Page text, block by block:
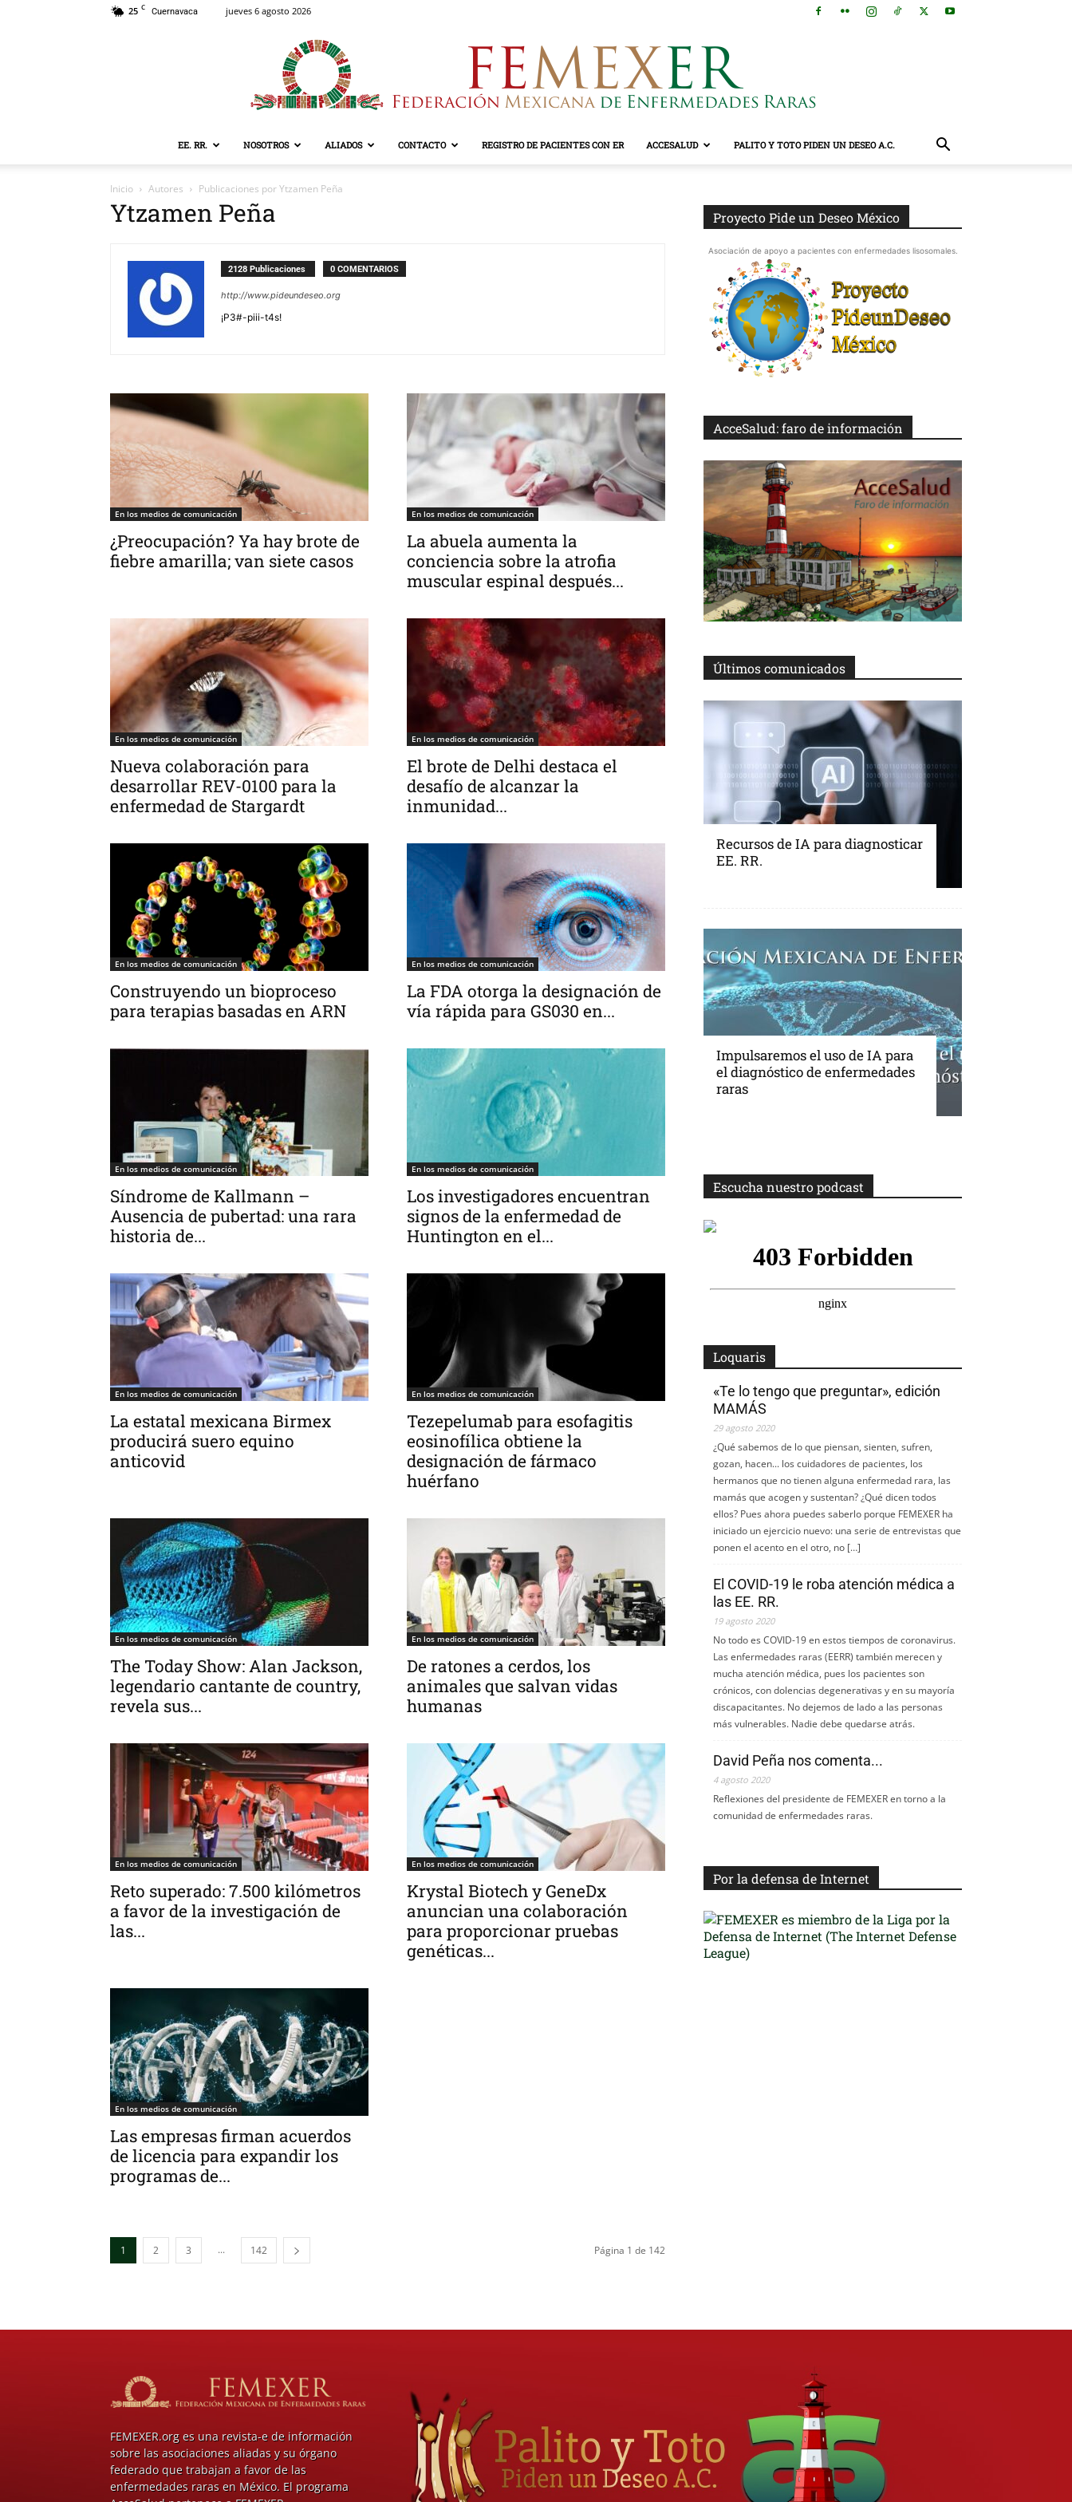
25 C Cuernavaca jueves 6 agosto 2026
EE. RR. NOSOTROS ALIADOS CONTACTO REGISTRO DE PACIENTES CON ER ACCESALUD PALITO Y TOTO PIDEN UN DESEO A.C.
Inicio Autores Publicaciones por Ytzamen Peña
Ytzamen Peña
2128 Publicaciones 0 COMENTARIOS
http://www.pideundeseo.org
¡P3#-piii-t4s!
En los medios de comunicación
¿Preocupación? Ya hay brote de
fiebre amarilla; van siete casos
En los medios de comunicación
La abuela aumenta la
conciencia sobre la atrofia
muscular espinal después...
En los medios de comunicación
Nueva colaboración para
desarrollar REV-0100 para la
enfermedad de Stargardt
En los medios de comunicación
El brote de Delhi destaca el
desafío de alcanzar la
inmunidad...
En los medios de comunicación
Construyendo un bioproceso
para terapias basadas en ARN
En los medios de comunicación
La FDA otorga la designación de
vía rápida para GS030 en...
En los medios de comunicación
Síndrome de Kallmann –
Ausencia de pubertad: una rara
historia de...
En los medios de comunicación
Los investigadores encuentran
signos de la enfermedad de
Huntington en el...
En los medios de comunicación
La estatal mexicana Birmex
producirá suero equino
anticovid
En los medios de comunicación
Tezepelumab para esofagitis
eosinofílica obtiene la
designación de fármaco
huérfano
En los medios de comunicación
The Today Show: Alan Jackson,
legendario cantante de country,
revela sus...
En los medios de comunicación
De ratones a cerdos, los
animales que salvan vidas
humanas
En los medios de comunicación
Reto superado: 7.500 kilómetros
a favor de la investigación de
las...
En los medios de comunicación
Krystal Biotech y GeneDx
anuncian una colaboración
para proporcionar pruebas
genéticas...
En los medios de comunicación
Las empresas firman acuerdos
de licencia para expandir los
programas de...
1 2 3 ... 142 Página 1 de 142
Proyecto Pide un Deseo México
Asociación de apoyo a pacientes con enfermedades lisosomales.
AcceSalud: faro de información
Últimos comunicados
Recursos de IA para diagnosticar
EE. RR.
Impulsaremos el uso de IA para
el diagnóstico de enfermedades
raras
Escucha nuestro podcast
Loquaris
«Te lo tengo que preguntar», edición
MAMÁS
29 agosto 2020
¿Qué sabemos de lo que piensan, sienten, sufren,
gozan, hacen... los cuidadores de pacientes, los
hermanos que no tienen alguna enfermedad rara, las
mamás que acogen y sustentan? ¿Qué dicen todos
ellos? Pues ahora puedes saberlo porque FEMEXER ha
iniciado un ejercicio nuevo: una serie de entrevistas que
ponen el acento en el otro, no […]
El COVID-19 le roba atención médica a
las EE. RR.
19 agosto 2020
No todo es COVID-19 en estos tiempos de coronavirus.
Las enfermedades raras (EERR) también merecen y
mucha atención médica, pues los pacientes son
crónicos, con dolencias degenerativas y en su mayoría
discapacitantes. No dejemos de lado a las personas
más vulnerables. Nadie debe quedarse atrás.
David Peña nos comenta...
4 agosto 2020
Reflexiones del presidente de FEMEXER en torno a la
comunidad de enfermedades raras.
Por la defensa de Internet
FEMEXER.org es una revista-e de información
sobre las asociaciones aliadas y su órgano
federado que trabajan a favor de las
enfermedades raras en México. El programa